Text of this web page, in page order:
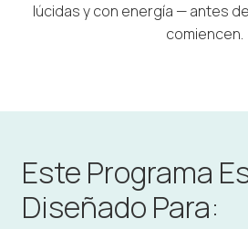
lúcidas y con energía — antes
comiencen.
Este Programa
Diseñado Para: